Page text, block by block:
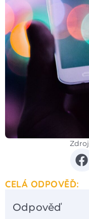
CELÁ ODPOVĚĎ:
Odpověď